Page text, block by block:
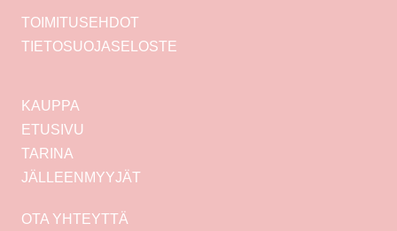
TOIMITUSEHDOT
TIETOSUOJASELOSTE
KAUPPA
ETUSIVU
TARINA
JÄLLEENMYYJÄT
OTA YHTEYTTÄ